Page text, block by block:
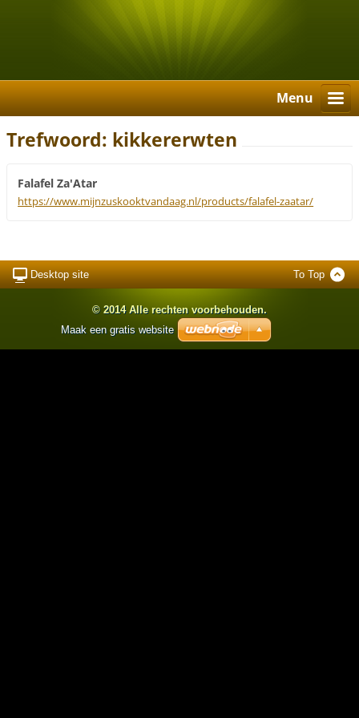
Menu
Trefwoord: kikkererwten
Falafel Za'Atar
https://www.mijnzuskooktvandaag.nl/products/falafel-zaatar/
Desktop site To Top
© 2014 Alle rechten voorbehouden.
Maak een gratis website